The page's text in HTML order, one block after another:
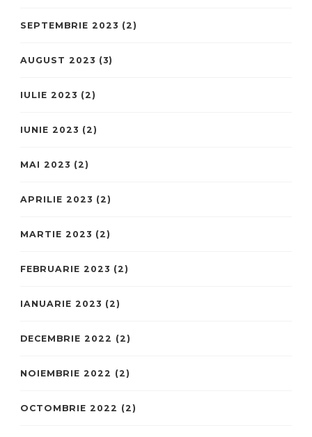
SEPTEMBRIE 2023 (2)
AUGUST 2023 (3)
IULIE 2023 (2)
IUNIE 2023 (2)
MAI 2023 (2)
APRILIE 2023 (2)
MARTIE 2023 (2)
FEBRUARIE 2023 (2)
IANUARIE 2023 (2)
DECEMBRIE 2022 (2)
NOIEMBRIE 2022 (2)
OCTOMBRIE 2022 (2)